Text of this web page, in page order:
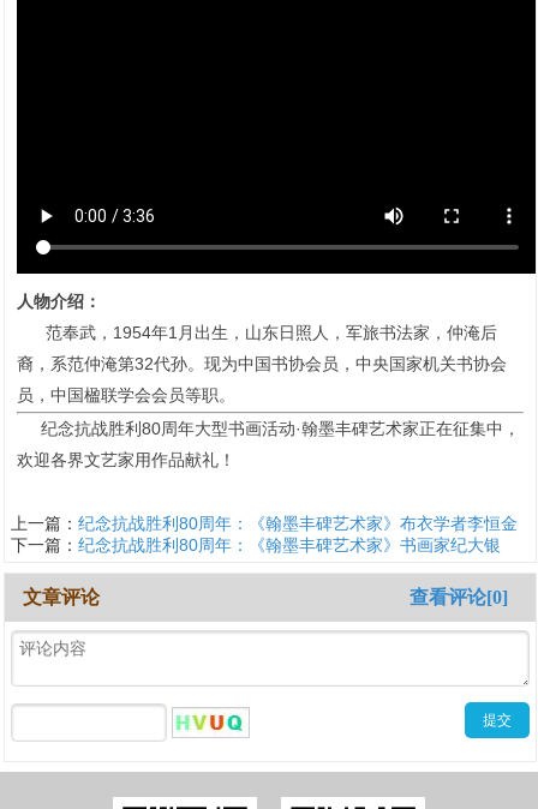
人物介绍：
范奉武，1954年1月出生，山东日照人，军旅书法家，仲淹后
裔，系范仲淹第32代孙。现为中国书协会员，中央国家机关书协会
员，中国楹联学会会员等职。
纪念抗战胜利80周年大型书画活动·翰墨丰碑艺术家正在征集中，
欢迎各界文艺家用作品献礼！
上一篇： 纪念抗战胜利80周年：《翰墨丰碑艺术家》布衣学者李恒金
下一篇： 纪念抗战胜利80周年：《翰墨丰碑艺术家》书画家纪大银
查看评论[0]
文章评论